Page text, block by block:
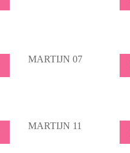
MARTIJN 07
MARTIJN 11